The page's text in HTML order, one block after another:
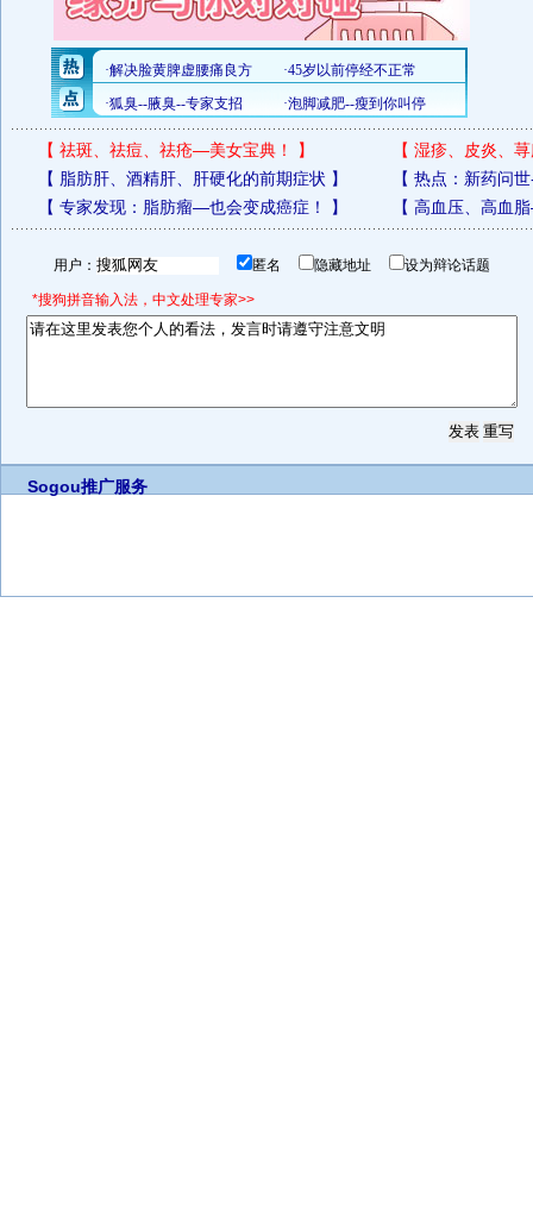
【 祛斑、祛痘、祛疮—美女宝典！ 】 【 湿疹、皮炎、
【 脂肪肝、酒精肝、肝硬化的前期症状 】 【 热点：新药问
【 专家发现：脂肪瘤—也会变成癌症！ 】 【 高血压、高血
用户： 匿名 隐藏地址 设为辩论话题
*搜狗拼音输入法，中文处理专家>>
Sogou推广服务